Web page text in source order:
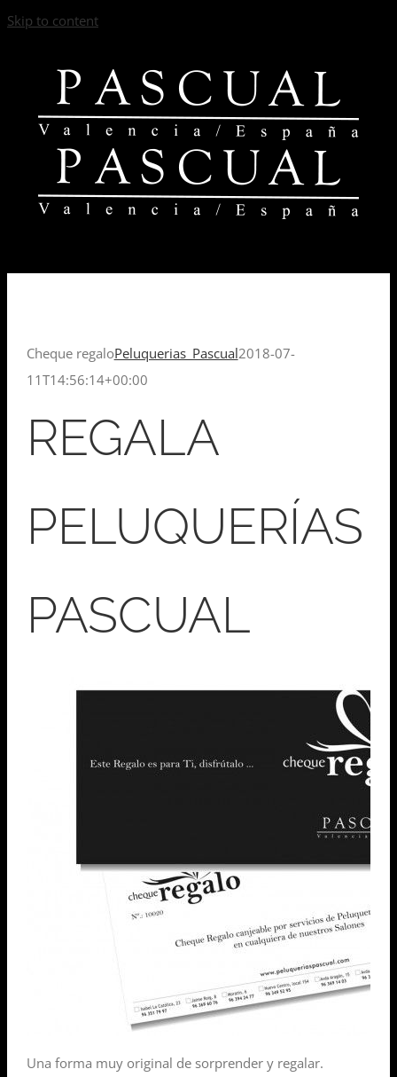
Skip to content
Cheque regaloPeluquerias_Pascual2018-07-
11T14:56:14+00:00
REGALA
PELUQUERÍAS
PASCUAL
Una forma muy original de sorprender y regalar.